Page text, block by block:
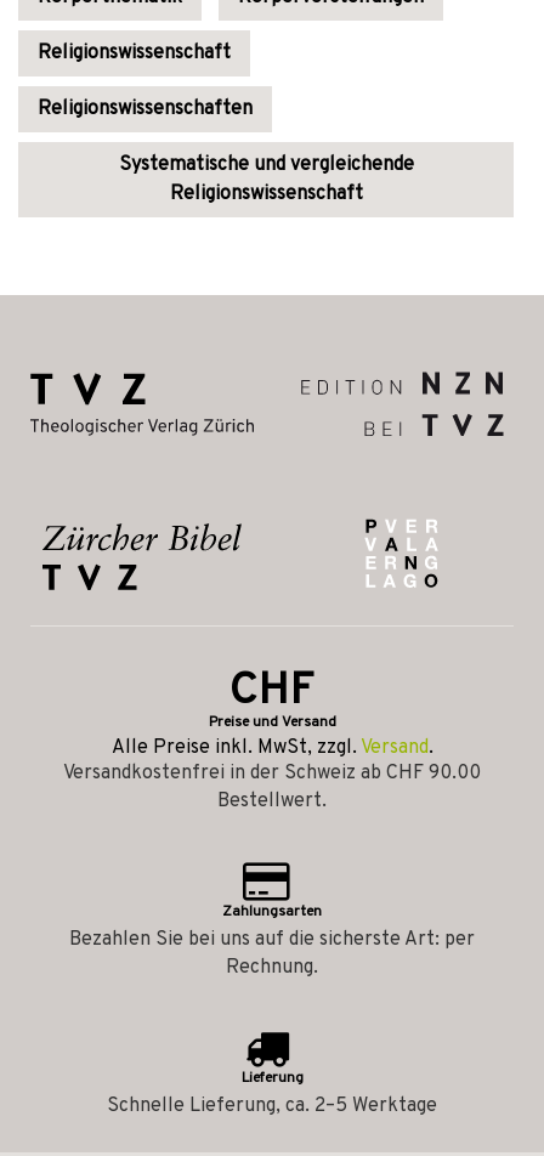
Religionswissenschaft
Religionswissenschaften
Systematische und vergleichende
Religionswissenschaft
CHF
Preise und Versand
Alle Preise inkl. MwSt, zzgl. Versand.
Versandkostenfrei in der Schweiz ab CHF 90.00
Bestellwert.
Zahlungsarten
Bezahlen Sie bei uns auf die sicherste Art: per
Rechnung.
Lieferung
Schnelle Lieferung, ca. 2–5 Werktage